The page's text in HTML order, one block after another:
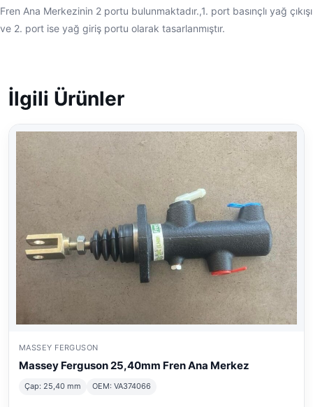
Fren Ana Merkezinin 2 portu bulunmaktadır.,1. port basınçlı yağ çıkışı
ve 2. port ise yağ giriş portu olarak tasarlanmıştır.
İlgili Ürünler
MASSEY FERGUSON
Massey Ferguson 25,40mm Fren Ana Merkez
Çap: 25,40 mm OEM: VA374066